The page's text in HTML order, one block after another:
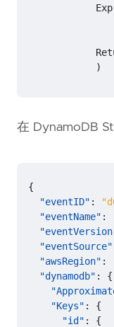
)
在 DynamoDB
{
"eventID" :
"eventName" :
"eventSource"
"awsRegion" :
"dynamodb" :
{
"Keys" :
{
"id" :
{